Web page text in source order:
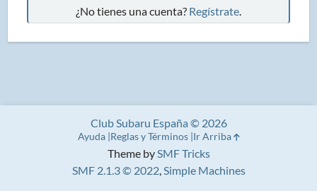
¿No tienes una cuenta? Regístrate
Theme bySMF Tricks
SMF 2.1.3 © 2022,Simple Machines
Club Subaru España © 2026
Ayuda Reglas y Términos Ir Arriba